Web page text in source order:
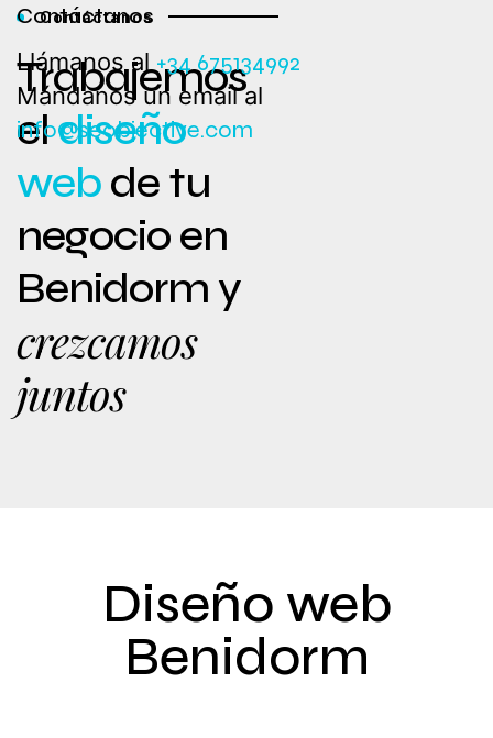
Contáctanos
Trabajemos
eldiseño
webde tu
negocio en
Benidorm y
crezcamos
juntos
Contáctanos
Llámanos al +34 675134992
Mándanos un email al
info@seobjective.com
Diseño web
Benidorm